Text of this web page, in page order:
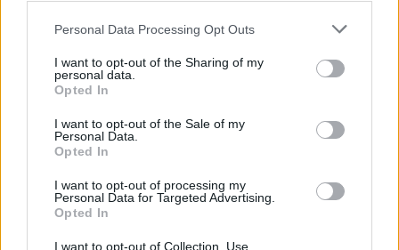
Please note that this website/app uses one or more Google
not limited to your visit or usage behaviour. You may click to
grant or deny consent to Google and its third-party tags to
use your data for below specified purposes in below Google
consent section.
Personal Data Processing Opt Outs
I want to opt-out of the Sharing of my
personal data.
Opted In
I want to opt-out of the Sale of my
Personal Data.
Opted In
I want to opt-out of processing my
Personal Data for Targeted Advertising.
Opted In
I want to opt-out of Collection, Use,
Ezeket olvassákmost